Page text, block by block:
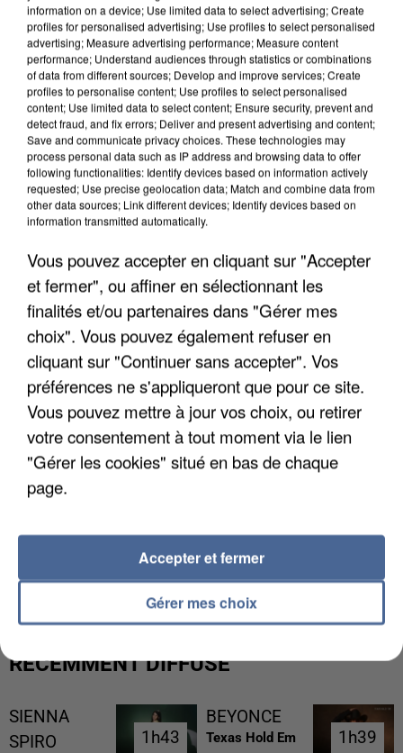
APRÈS TOUTES CES CANICULES, LES REFUGES
DE FAUNE SAUVAGE SONT...
L’UN DES FONDATEURS SUPPOSÉS DE LA DZ
MAFIA INTERPELLÉ EN ALGÉRIE
RÉCEMMENT DIFFUSÉ
SIENNA
SPIRO
1h43
1h43
BEYONCE
Texas Hold Em 1h39
1h39
information on a device; Use limited data to select advertising; Create
profiles for personalised advertising; Use profiles to select personalised
advertising; Measure advertising performance; Measure content
performance; Understand audiences through statistics or combinations
of data from different sources; Develop and improve services; Create
profiles to personalise content; Use profiles to select personalised
content; Use limited data to select content; Ensure security, prevent and
detect fraud, and fix errors; Deliver and present advertising and content;
Save and communicate privacy choices. These technologies may
process personal data such as IP address and browsing data to offer
following functionalities: Identify devices based on information actively
requested; Use precise geolocation data; Match and combine data from
other data sources; Link different devices; Identify devices based on
information transmitted automatically.
Vous pouvez accepter en cliquant sur "Accepter
et fermer", ou affiner en sélectionnant les
finalités et/ou partenaires dans "Gérer mes
choix". Vous pouvez également refuser en
cliquant sur "Continuer sans accepter". Vos
préférences ne s'appliqueront que pour ce site.
Vous pouvez mettre à jour vos choix, ou retirer
votre consentement à tout moment via le lien
"Gérer les cookies" situé en bas de chaque
page.
Gérer mes choix
Accepter et fermer